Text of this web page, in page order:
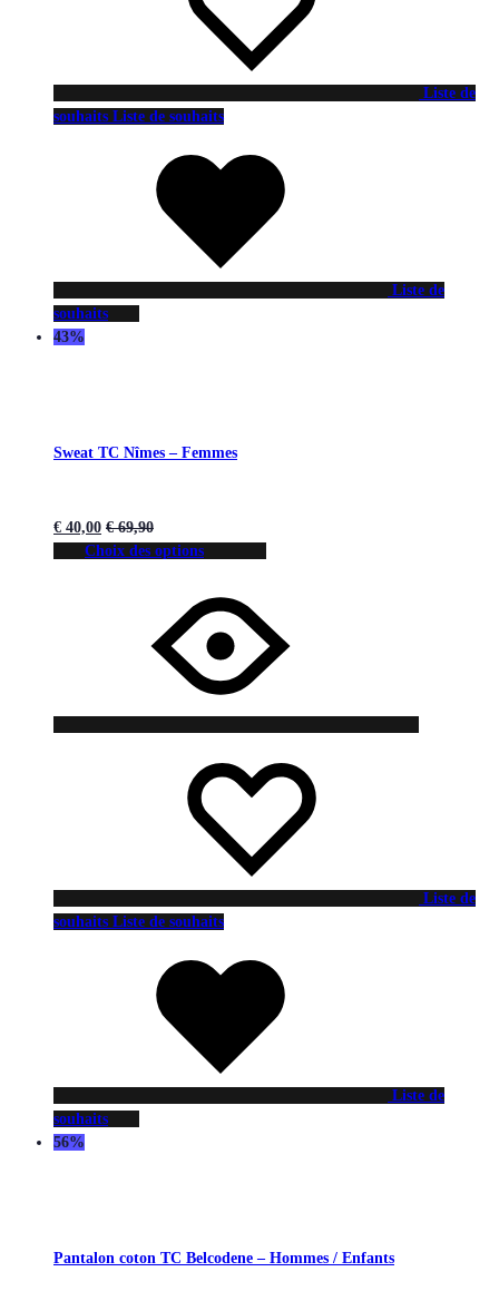
Liste de
souhaits Liste de souhaits
Liste de
souhaits
43%
Sweat TC Nîmes – Femmes
€ 40,00 €69,90
Choix des options
Liste de
souhaits Liste de souhaits
Liste de
souhaits
56%
Pantalon coton TC Belcodene – Hommes / Enfants